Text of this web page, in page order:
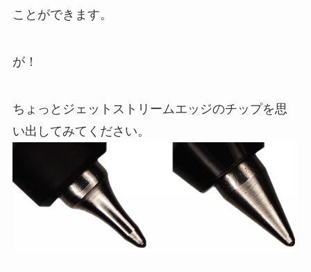
ことができます。
が！
ちょっとジェットストリームエッジのチップを思
い出してみてください。